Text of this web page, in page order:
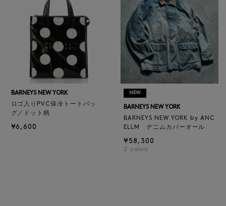
BARNEYS NEW YORK
ロゴ入りPVC保冷トートバッ
グ／ドット柄
¥6,600
NEW
BARNEYS NEW YORK
BARNEYS NEW YORK by ANC
ELLM デニムカバーオール
¥58,300
2 colors